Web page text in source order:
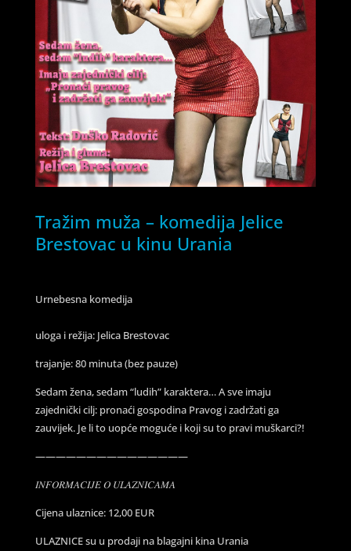
Tražim muža – komedija Jelice
Brestovac u kinu Urania
Urnebesna komedija
uloga i režija: Jelica Brestovac
trajanje: 80 minuta (bez pauze)
Sedam žena, sedam “ludih” karaktera… A sve imaju
zajednički cilj: pronaći gospodina Pravog i zadržati ga
zauvijek. Je li to uopće moguće i koji su to pravi muškarci?!
———————————————
𝐼𝑁𝐹𝑂𝑅𝑀𝐴𝐶𝐼𝐽𝐸 𝑂 𝑈𝐿𝐴𝑍𝑁𝐼𝐶𝐴𝑀𝐴
Cijena ulaznice: 12,00 EUR
ULAZNICE su u prodaji na blagajni kina Urania